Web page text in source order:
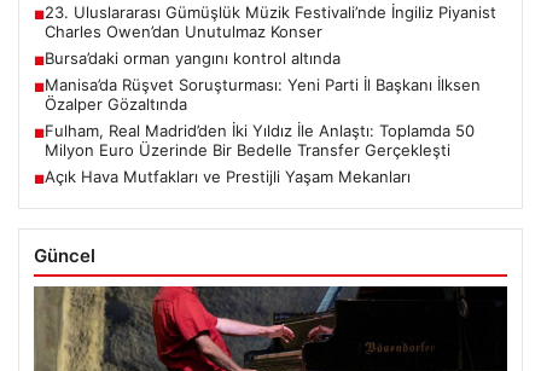
■23. Uluslararası Gümüşlük Müzik Festivali’nde İngiliz Piyanist
Charles Owen’dan Unutulmaz Konser
■Bursa’daki orman yangını kontrol altında
■Manisa’da Rüşvet Soruşturması: Yeni Parti İl Başkanı İlksen
Özalper Gözaltında
■Fulham, Real Madrid’den İki Yıldız İle Anlaştı: Toplamda 50
Milyon Euro Üzerinde Bir Bedelle Transfer Gerçekleşti
■Açık Hava Mutfakları ve Prestijli Yaşam Mekanları
Güncel